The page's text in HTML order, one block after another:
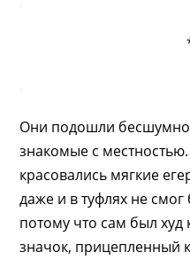
Они подошли
знакомые с
красовались мягкие
даже и в туфлях не
потому что сам был
значок, прицепленный